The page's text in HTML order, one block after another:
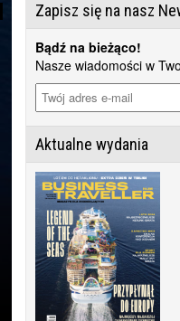
Zapisz się na nasz
Bądź na bieżąco!
Nasze wiadomości w
Aktualne wydania